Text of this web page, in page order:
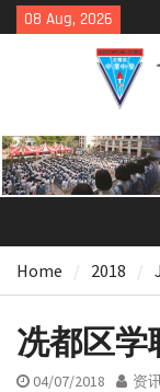
Skip
to
08 Aug, 2026
Home 2018
冼都区学
04/07/2018 资